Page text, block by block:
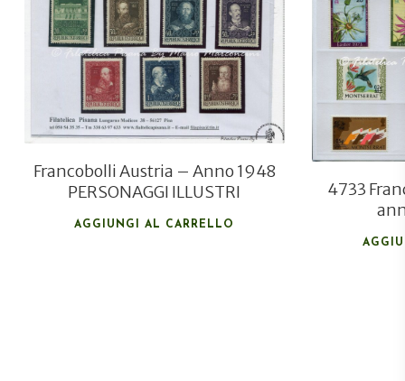
€40,00
€28,00
Francobolli Austria – Anno 1948
PERSONAGGI ILLUSTRI
AGGIUNGI AL CARRELLO
4733